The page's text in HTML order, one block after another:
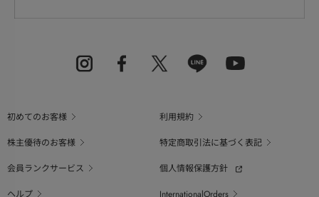
初めてのお客様
利用規約
株主優待のお客様
特定商取引法に基づく表記
会員ランクサービス
個人情報保護方針
ヘルプ
InternationalOrders